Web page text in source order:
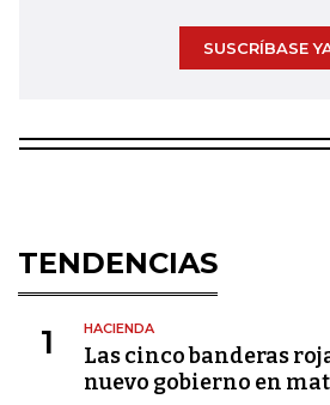
SUSCRÍBASE
TENDENCIAS
1 HACIENDA
Las cinco banderas
nuevo gobierno en